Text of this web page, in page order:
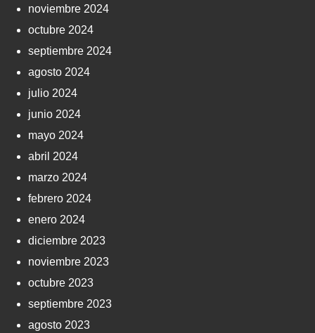
noviembre 2024
octubre 2024
septiembre 2024
agosto 2024
julio 2024
junio 2024
mayo 2024
abril 2024
marzo 2024
febrero 2024
enero 2024
diciembre 2023
noviembre 2023
octubre 2023
septiembre 2023
agosto 2023